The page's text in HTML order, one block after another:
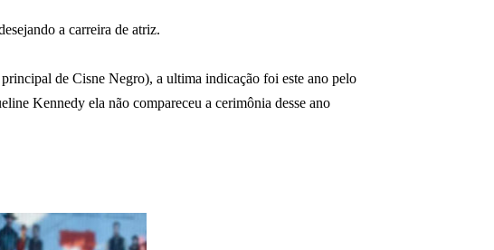
a carreira de atriz.
de Cisne Negro), a ultima indicação foi este ano pelo
Kennedy ela não compareceu a cerimônia desse ano